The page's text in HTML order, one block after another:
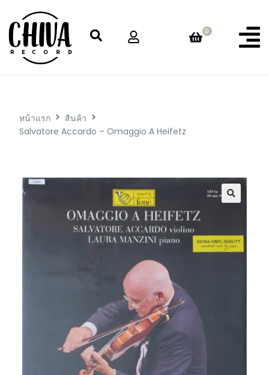
0
หน้าแรก
สินค้า
Salvatore Accardo – Omaggio A Heifetz